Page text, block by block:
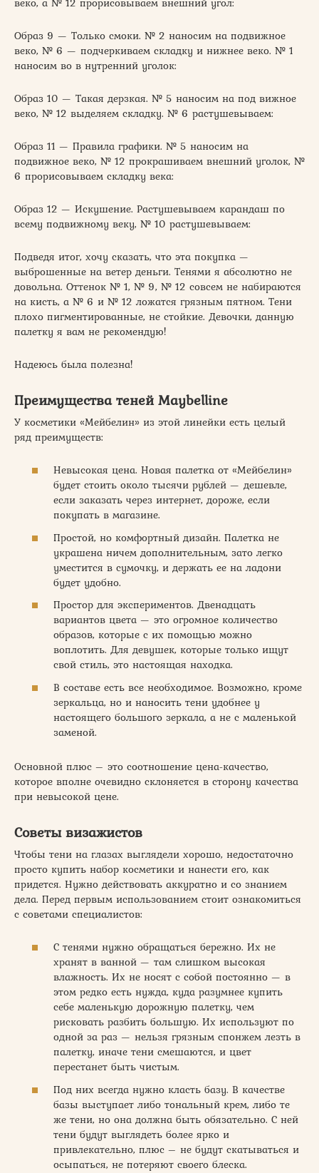
Образ 9 — Только смоки. № 2 наносим на подвижное
веко, № 6 — подчеркиваем складку и нижнее веко. № 1
наносим во в нутренний уголок:
Образ 10 — Такая дерзкая. № 5 наносим на под вижное
веко, № 12 выделяем складку. № 6 растушевываем:
Образ 11 — Правила графики. № 5 наносим на
подвижное веко, № 12 прокрашиваем внешний уголок, №
6 прорисовываем складку века:
Образ 12 — Искушение. Растушевываем карандаш по
всему подвижному веку, № 10 растушевываем:
Подведя итог, хочу сказать, что эта покупка —
выброшенные на ветер деньги. Тенями я абсолютно не
довольна. Оттенок № 1, № 9, № 12 совсем не набираются
на кисть, а № 6 и № 12 ложатся грязным пятном. Тени
плохо пигментированные, не стойкие. Девочки, данную
палетку я вам не рекомендую!
Надеюсь была полезна!
Преимущества теней Maybelline
У косметики «Мейбелин» из этой линейки есть целый
ряд преимуществ:
Невысокая цена. Новая палетка от «Мейбелин»
будет стоить около тысячи рублей — дешевле,
если заказать через интернет, дороже, если
покупать в магазине.
Простой, но комфортный дизайн. Палетка не
украшена ничем дополнительным, зато легко
уместится в сумочку, и держать ее на ладони
будет удобно.
Простор для экспериментов. Двенадцать
вариантов цвета — это огромное количество
образов, которые с их помощью можно
воплотить. Для девушек, которые только ищут
свой стиль, это настоящая находка.
В составе есть все необходимое. Возможно, кроме
зеркальца, но и наносить тени удобнее у
настоящего большого зеркала, а не с маленькой
заменой.
Основной плюс – это соотношение цена-качество,
которое вполне очевидно склоняется в сторону качества
при невысокой цене.
Советы визажистов
Чтобы тени на глазах выглядели хорошо, недостаточно
просто купить набор косметики и нанести его, как
придется. Нужно действовать аккуратно и со знанием
дела. Перед первым использованием стоит ознакомиться
с советами специалистов:
С тенями нужно обращаться бережно. Их не
хранят в ванной — там слишком высокая
влажность. Их не носят с собой постоянно — в
этом редко есть нужда, куда разумнее купить
себе маленькую дорожную палетку, чем
рисковать разбить большую. Их используют по
одной за раз — нельзя грязным спонжем лезть в
палетку, иначе тени смешаются, и цвет
перестанет быть чистым.
Под них всегда нужно класть базу. В качестве
базы выступает либо тональный крем, либо те
же тени, но она должна быть обязательно. С ней
тени будут выглядеть более ярко и
привлекательно, плюс – не будут скатываться и
осыпаться, не потеряют своего блеска.